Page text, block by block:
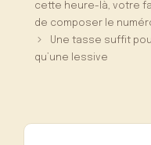
cette heure-là, votre
de composer le
Une tasse suffit
qu’une lessive